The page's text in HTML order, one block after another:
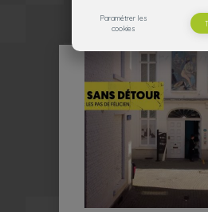
Paramétrer les
cookies